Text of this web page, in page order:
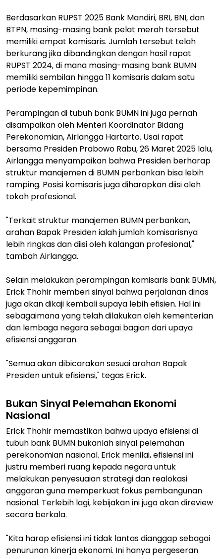
Berdasarkan RUPST 2025 Bank Mandiri, BRI, BNI, dan
BTPN, masing-masing bank pelat merah tersebut
memiliki empat komisaris. Jumlah tersebut telah
berkurang jika dibandingkan dengan hasil rapat
RUPST 2024, di mana masing-masing bank BUMN
memiliki sembilan hingga 11 komisaris dalam satu
periode kepemimpinan.
Perampingan di tubuh bank BUMN ini juga pernah
disampaikan oleh Menteri Koordinator Bidang
Perekonomian, Airlangga Hartarto. Usai rapat
bersama Presiden Prabowo Rabu, 26 Maret 2025 lalu,
Airlangga menyampaikan bahwa Presiden berharap
struktur manajemen di BUMN perbankan bisa lebih
ramping. Posisi komisaris juga diharapkan diisi oleh
tokoh profesional.
"Terkait struktur manajemen BUMN perbankan,
arahan Bapak Presiden ialah jumlah komisarisnya
lebih ringkas dan diisi oleh kalangan profesional,"
tambah Airlangga.
Selain melakukan perampingan komisaris bank BUMN,
Erick Thohir memberi sinyal bahwa perjalanan dinas
juga akan dikaji kembali supaya lebih efisien. Hal ini
sebagaimana yang telah dilakukan oleh kementerian
dan lembaga negara sebagai bagian dari upaya
efisiensi anggaran.
"Semua akan dibicarakan sesuai arahan Bapak
Presiden untuk efisiensi," tegas Erick.
Bukan Sinyal Pelemahan Ekonomi
Nasional
Erick Thohir memastikan bahwa upaya efisiensi di
tubuh bank BUMN bukanlah sinyal pelemahan
perekonomian nasional. Erick menilai, efisiensi ini
justru memberi ruang kepada negara untuk
melakukan penyesuaian strategi dan realokasi
anggaran guna memperkuat fokus pembangunan
nasional. Terlebih lagi, kebijakan ini juga akan direview
secara berkala.
"Kita harap efisiensi ini tidak lantas dianggap sebagai
penurunan kinerja ekonomi. Ini hanya pergeseran